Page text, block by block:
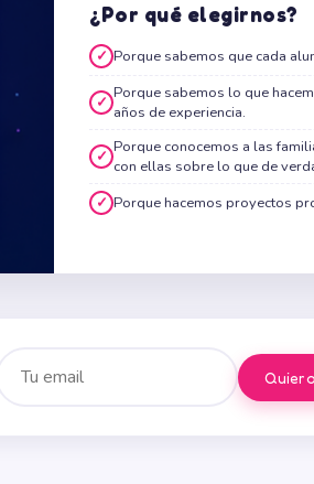
¿Por qué elegirnos?
✓ Porque sabemos que cada
✓ Porque sabemos lo que
años de experiencia.
✓ Porque conocemos a las
con ellas sobre lo que de
✓ Porque hacemos proyectos